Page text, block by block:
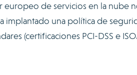
de servicios en la nube
implantado una política de
(certificaciones PCI-DSS e